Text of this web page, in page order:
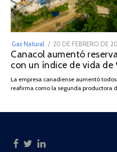
Gas Natural
POSTED
ON
20 DE FEBRERO DE
Canacol aumentó
con un índice de vida de
La empresa canadiense aumentó
reafirma como la segunda productora